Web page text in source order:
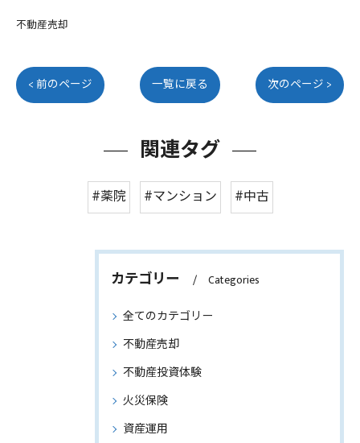
不動産売却
< 前のページ 一覧に戻る 次のページ >
関連タグ
#薬院 #マンション #中古
カテゴリー Categories
全てのカテゴリー
不動産売却
不動産投資体験
火災保険
資産運用